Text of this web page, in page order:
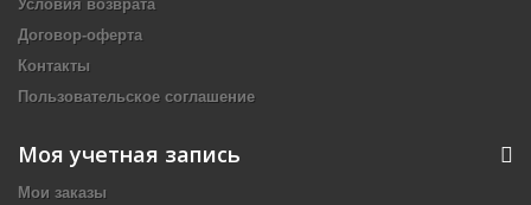
Условия возврата
Договор-оферта
Контакты
Пользовательское соглашение
Моя учетная запись
Мои заказы